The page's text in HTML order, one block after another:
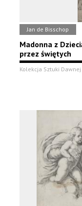
Jan de Bisschop
Madonna z
przez świętych
Kolekcja Sztuki Dawnej